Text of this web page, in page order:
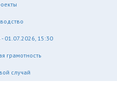
- 01.07.2026, 15:30
грамотность
случай